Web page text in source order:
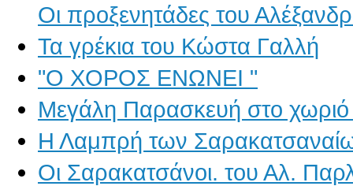
Οι προξενητάδες του
Τα γρέκια του Κώστα Γαλλή
"Ο ΧΟΡΟΣ ΕΝΩΝΕΙ "
Μεγάλη Παρασκευή στο
Η Λαμπρή των
Οι Σαρακατσάνοι. του Αλ.